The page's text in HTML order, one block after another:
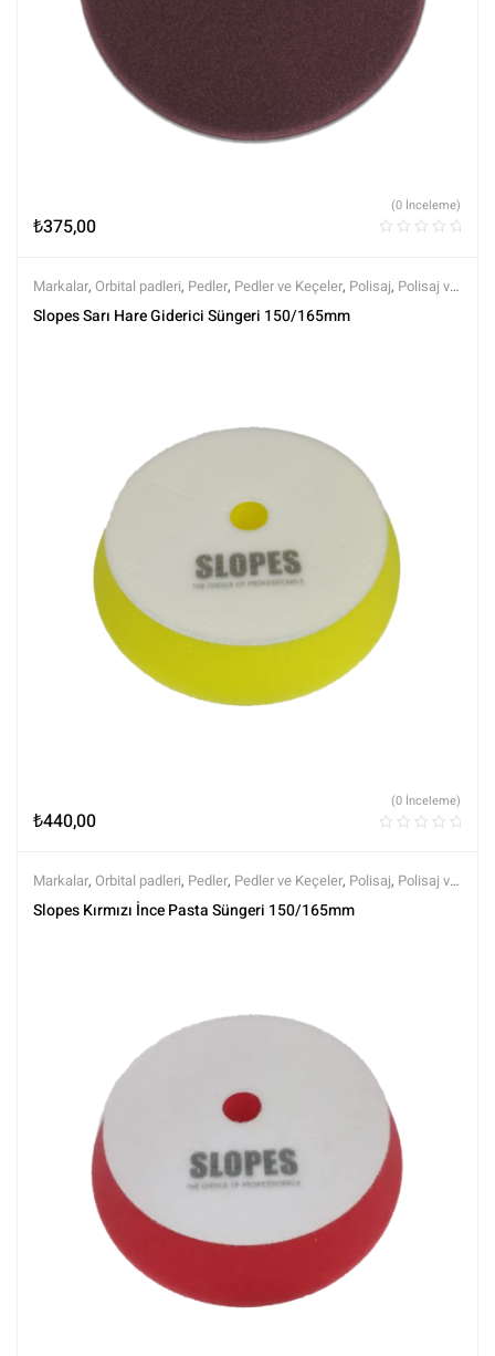
₺375,00
(0 İnceleme)
Markalar, Orbital padleri, Pedler, Pedler ve Keçeler, Polisaj, Polisaj ve
Parlatma,Rotary Padleri,Slopes,Tüm Ürünler,Tüm Ürünler
Slopes Sarı Hare Giderici Süngeri 150/165mm
₺440,00
(0 İnceleme)
Markalar, Orbital padleri, Pedler, Pedler ve Keçeler, Polisaj, Polisaj ve
Parlatma,Rotary Padleri,Slopes,Tüm Ürünler,Tüm Ürünler
Slopes Kırmızı İnce Pasta Süngeri 150/165mm